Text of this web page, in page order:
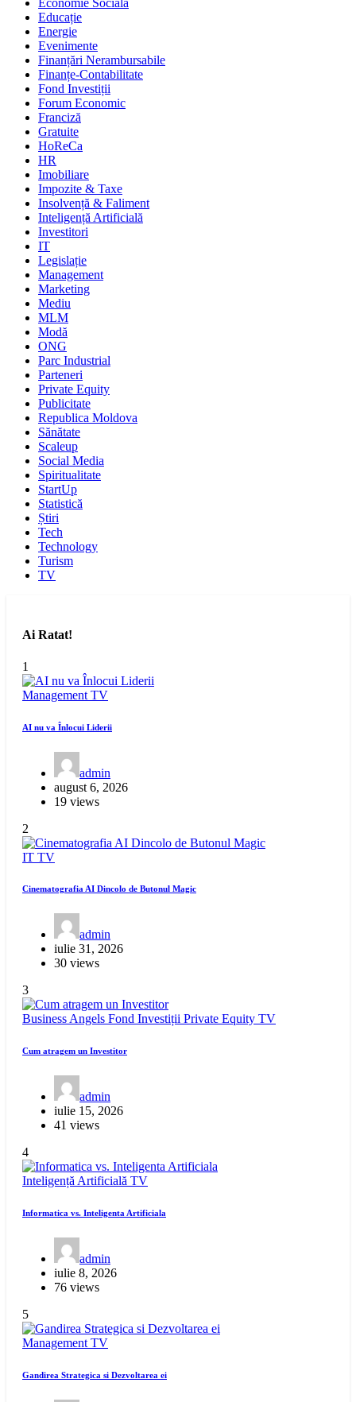
Economie Socială
Educație
Energie
Evenimente
Finanțări Nerambursabile
Finanțe-Contabilitate
Fond Investiții
Forum Economic
Franciză
Gratuite
HoReCa
HR
Imobiliare
Impozite & Taxe
Insolvență & Faliment
Inteligență Artificială
Investitori
IT
Legislație
Management
Marketing
Mediu
MLM
Modă
ONG
Parc Industrial
Parteneri
Private Equity
Publicitate
Republica Moldova
Sănătate
Scaleup
Social Media
Spiritualitate
StartUp
Statistică
Știri
Tech
Technology
Turism
TV
Ai Ratat!
1
Management TV
AI nu va Înlocui Liderii
admin
august 6, 2026
19 views
2
IT TV
Cinematografia AI Dincolo de Butonul Magic
admin
iulie 31, 2026
30 views
3
Business Angels Fond Investiții Private Equity TV
Cum atragem un Investitor
admin
iulie 15, 2026
41 views
4
Inteligență Artificială TV
Informatica vs. Inteligenta Artificiala
admin
iulie 8, 2026
76 views
5
Management TV
Gandirea Strategica si Dezvoltarea ei